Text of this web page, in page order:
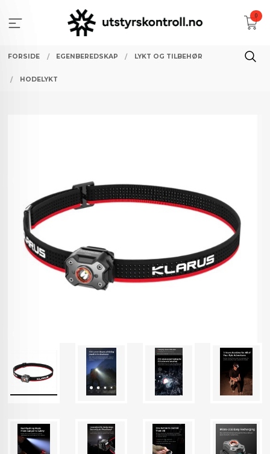
innholdet
0
FORSIDE EGENBEREDSKAP LYKT OG TILBEHØR
HODELYKT